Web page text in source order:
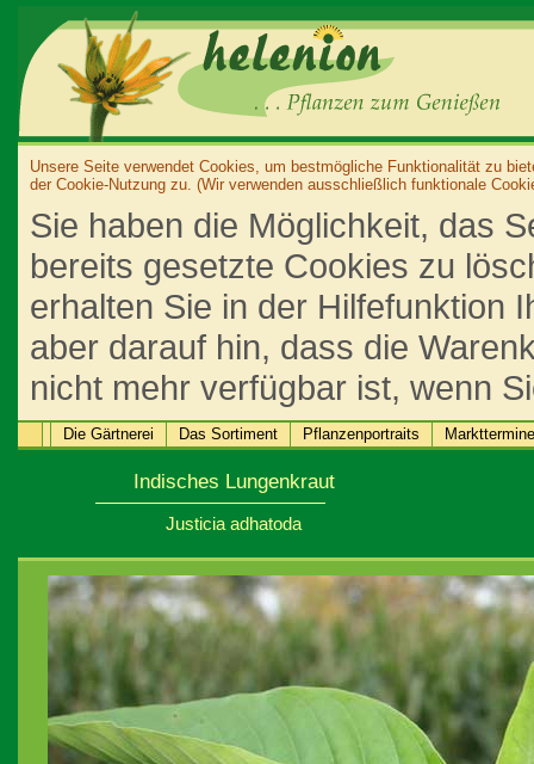
Unsere Seite verwendet Cookies, um bestmögliche Funktionalität zu
der Cookie-Nutzung zu. (Wir verwenden ausschließlich funktionale
Sie haben die Möglichkeit, das
bereits gesetzte Cookies zu
erhalten Sie in der Hilfefunktion
aber darauf hin, dass die
nicht mehr verfügbar ist, wenn
Die Gärtnerei Das Sortiment Pflanzenportraits Markttermine
Indisches Lungenkraut
Justicia adhatoda